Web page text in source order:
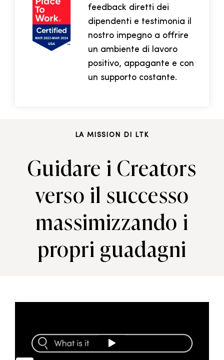
feedback diretti dei
dipendenti e testimonia il
nostro impegno a offrire
un ambiente di lavoro
positivo, appagante e con
un supporto costante.
LA MISSION DI LTK
Guidare i Creators
verso il successo
massimizzando i
propri guadagni